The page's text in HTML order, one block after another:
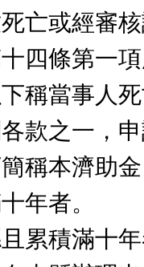
亡或經審
四條第一
稱當事人
款之一，
稱本濟助
年者。
累積滿十